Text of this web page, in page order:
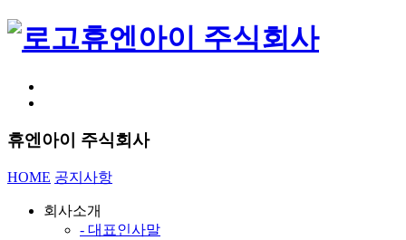
휴엔아이 주식회사
휴엔아이 주식회사
HOME 공지사항
회사소개
- 대표인사말